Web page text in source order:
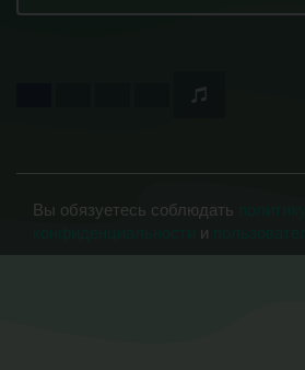
Вы обязуетесь соблюдать
и